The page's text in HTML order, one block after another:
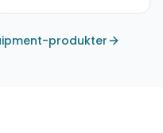
produkter